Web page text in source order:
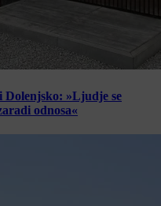
Dolenjsko: »Ljudje se
odnosa«